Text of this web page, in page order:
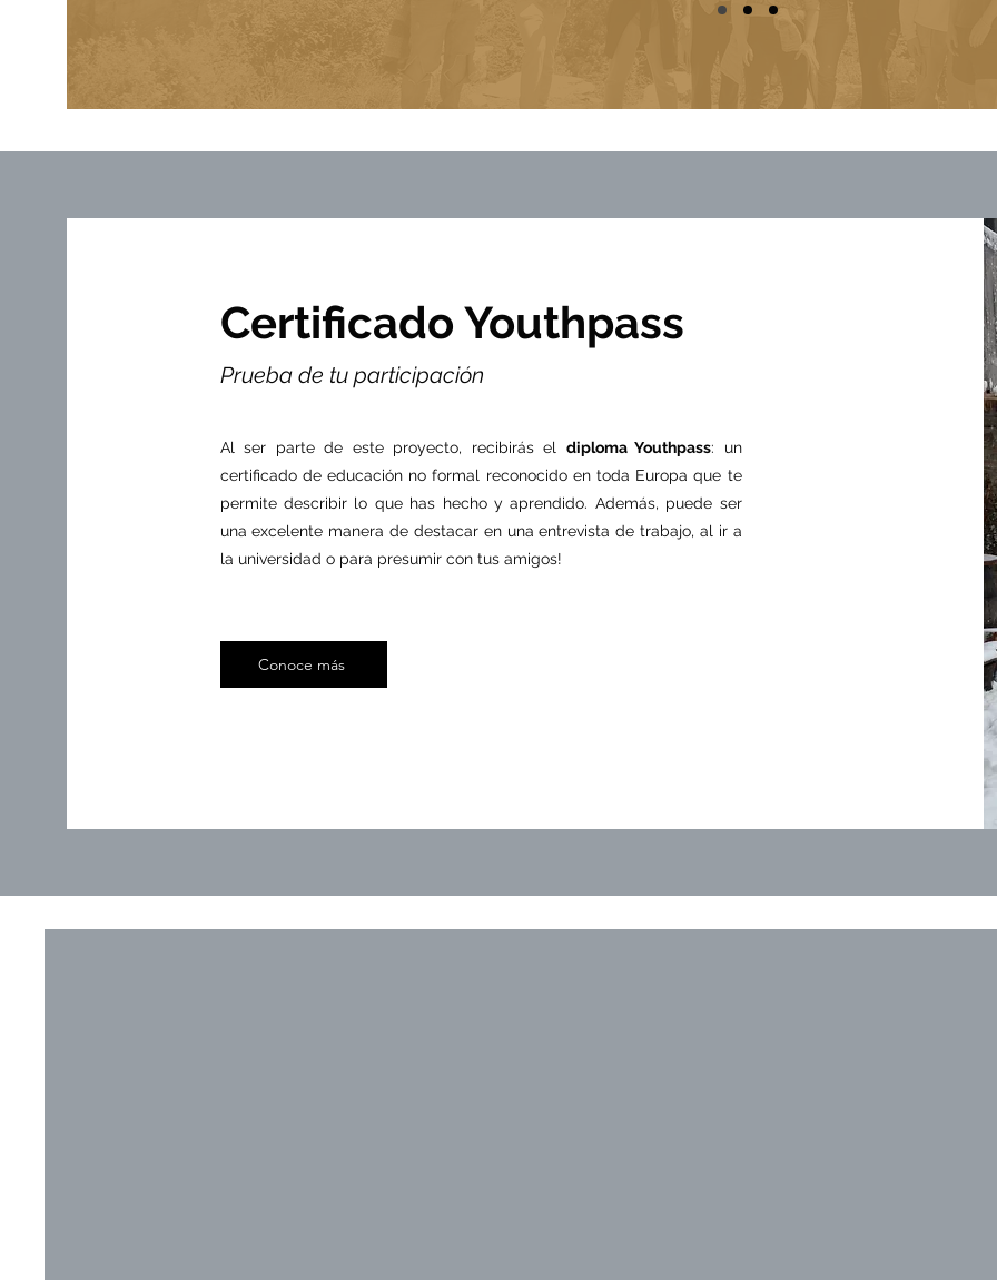
Certificado Youthpass
Prueba de tu participación
Al ser parte de este proyecto, recibirás el diploma Youthpass: un
certificado de educación no formal reconocido en toda Europa que te
permite describir lo que has hecho y aprendido. Además, puede ser
una excelente manera de destacar en una entrevista de trabajo, al ir a
la universidad o para presumir con tus amigos!
Conoce más